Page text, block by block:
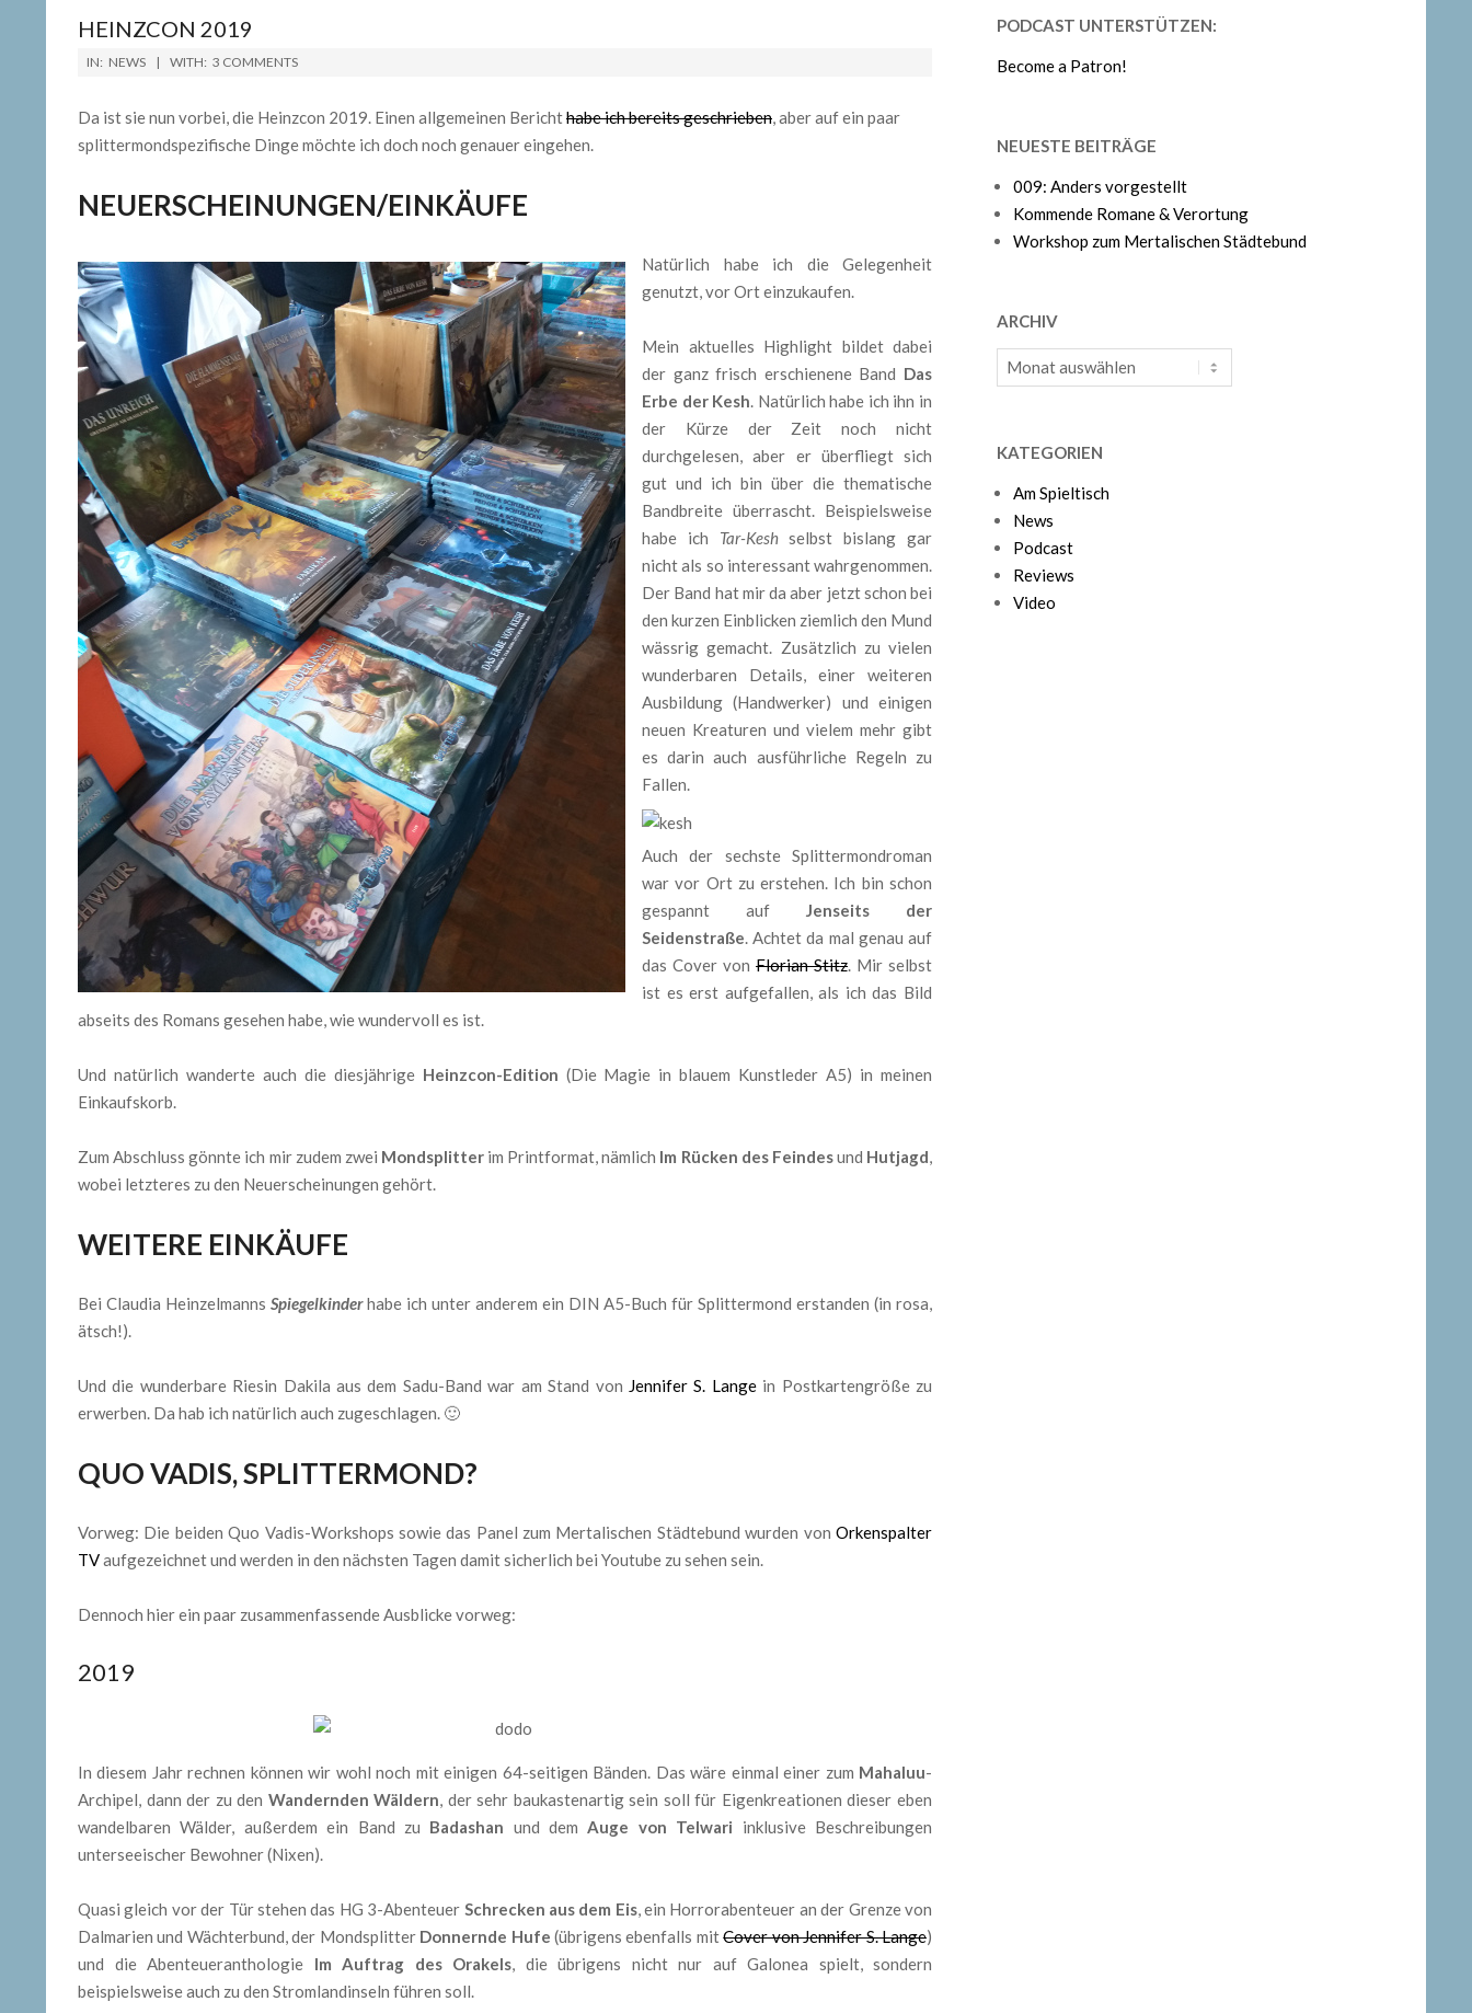
HEINZCON 2019
2019-
12
IN: NEWS WITH: 3 COMMENTS
Da ist sie nun vorbei, die Heinzcon 2019. Einen allgemeinen Berichthabe ich bereits geschrieben, aber auf ein paar
splittermondspezifische Dinge möchte ich doch noch genauer eingehen.
NEUERSCHEINUNGEN/EINKÄUFE
Natürlich habe ich die Gelegenheit
genutzt, vor Ort einzukaufen.
Mein aktuelles Highlight bildet dabei
der ganz frisch erschienene Band Das
Erbe der Kesh. Natürlich habe ich ihn in
der Kürze der Zeit noch nicht
durchgelesen, aber er überfliegt sich
gut und ich bin über die thematische
Bandbreite überrascht. Beispielsweise
habe ich Tar-Keshselbst bislang gar
nicht als so interessant wahrgenommen.
Der Band hat mir da aber jetzt schon bei
den kurzen Einblicken ziemlich den Mund
wässrig gemacht. Zusätzlich zu vielen
wunderbaren Details, einer weiteren
Ausbildung (Handwerker) und einigen
neuen Kreaturen und vielem mehr gibt
es darin auch ausführliche Regeln zu
Fallen.
Auch der sechste Splittermondroman
war vor Ort zu erstehen. Ich bin schon
gespannt auf Jenseits der
Seidenstraße. Achtet da mal genau auf
das Cover von Florian Stitz. Mir selbst
ist es erst aufgefallen, als ich das Bild
abseits des Romans gesehen habe, wie wundervoll es ist.
Und natürlich wanderte auch die diesjährige Heinzcon-Edition (Die Magie in blauem Kunstleder A5) in meinen
Einkaufskorb.
Zum Abschluss gönnte ich mir zudem zwei Mondsplitterim Printformat, nämlich Im Rücken des Feindesund Hutjagd,
wobei letzteres zu den Neuerscheinungen gehört.
WEITERE EINKÄUFE
Bei Claudia Heinzelmanns Spiegelkinder habe ich unter anderem ein DIN A5-Buch für Splittermond erstanden (in rosa,
ätsch!).
Und die wunderbare Riesin Dakila aus dem Sadu-Band war am Stand von Jennifer S. Langein Postkartengröße zu
erwerben. Da hab ich natürlich auch zugeschlagen. 🙂
QUO VADIS, SPLITTERMOND?
Vorweg: Die beiden Quo Vadis-Workshops sowie das Panel zum Mertalischen Städtebund wurden von Orkenspalter
TVaufgezeichnet und werden in den nächsten Tagen damit sicherlich bei Youtube zu sehen sein.
Dennoch hier ein paar zusammenfassende Ausblicke vorweg:
2019
In diesem Jahr rechnen können wir wohl noch mit einigen 64-seitigen Bänden. Das wäre einmal einer zum Mahaluu-
Archipel, dann der zu den Wandernden Wäldern, der sehr baukastenartig sein soll für Eigenkreationen dieser eben
wandelbaren Wälder, außerdem ein Band zu Badashan und demAuge von Telwari inklusive Beschreibungen
unterseeischer Bewohner (Nixen).
Quasi gleich vor der Tür stehen das HG 3-Abenteuer Schrecken aus dem Eis, ein Horrorabenteuer an der Grenze von
Dalmarien und Wächterbund, der Mondsplitter Donnernde Hufe (übrigens ebenfalls mitCover von Jennifer S. Lange)
und die Abenteueranthologie Im Auftrag des Orakels, die übrigens nicht nur auf Galonea spielt, sondern
beispielsweise auch zu den Stromlandinseln führen soll.
PODCAST UNTERSTÜTZEN:
Become a Patron!
NEUESTE BEITRÄGE
009: Anders vorgestellt
Kommende Romane & Verortung
Workshop zum Mertalischen Städtebund
ARCHIV
Archiv
KATEGORIEN
Am Spieltisch
News
Podcast
Reviews
Video